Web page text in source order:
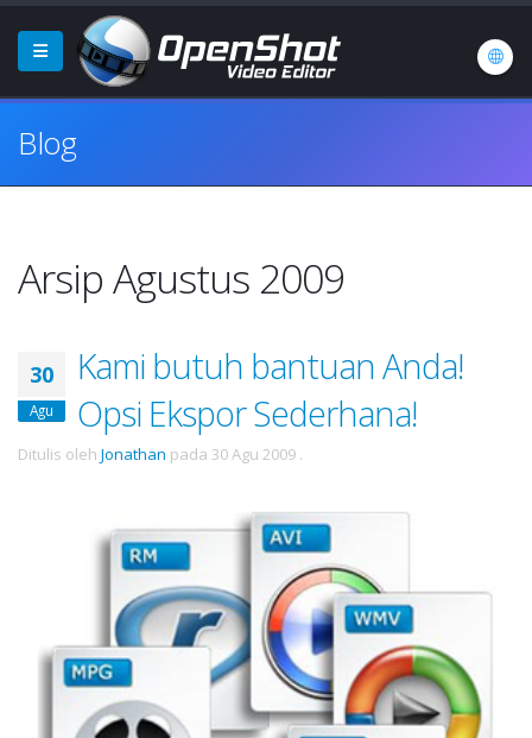
Blog
Arsip Agustus 2009
30
Agu
Kami butuh bantuan Anda!
Opsi Ekspor Sederhana!
Ditulis oleh Jonathan pada 30 Agu 2009 .